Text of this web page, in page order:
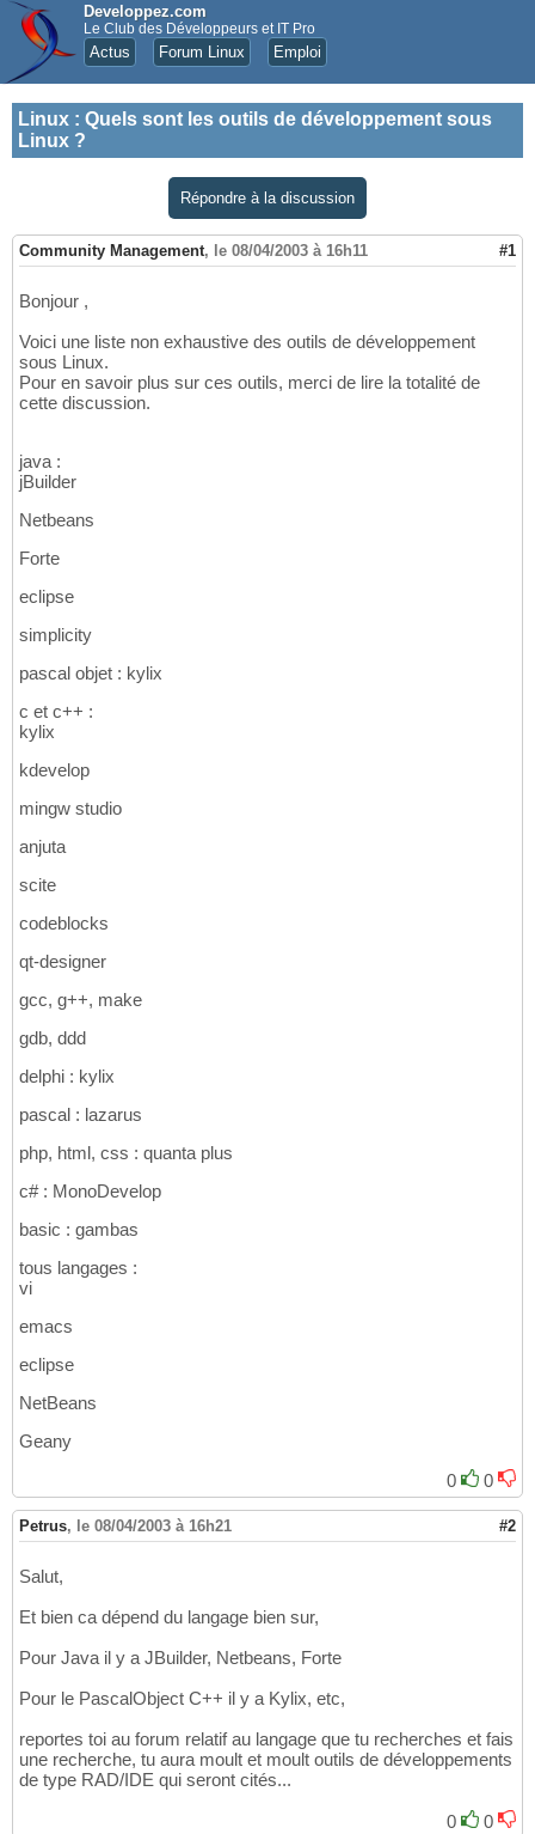
Developpez.com
Le Club des Développeurs et IT Pro
Actus Forum Linux Emploi
Linux : Quels sont les outils de développement sous
Linux ?
Répondre à la discussion
Community Management, le 08/04/2003 à 16h11 #1
Bonjour ,
Voici une liste non exhaustive des outils de développement
sous Linux.
Pour en savoir plus sur ces outils, merci de lire la totalité de
cette discussion.
java :
jBuilder
Netbeans
Forte
eclipse
simplicity
pascal objet : kylix
c et c++ :
kylix
kdevelop
mingw studio
anjuta
scite
codeblocks
qt-designer
gcc, g++, make
gdb, ddd
delphi : kylix
pascal : lazarus
php, html, css : quanta plus
c# : MonoDevelop
basic : gambas
tous langages :
vi
emacs
eclipse
NetBeans
Geany
0
0
Petrus, le 08/04/2003 à 16h21 #2
Salut,
Et bien ca dépend du langage bien sur,
Pour Java il y a JBuilder, Netbeans, Forte
Pour le PascalObject C++ il y a Kylix, etc,
reportes toi au forum relatif au langage que tu recherches et fais
une recherche, tu aura moult et moult outils de développements
de type RAD/IDE qui seront cités...
0 0